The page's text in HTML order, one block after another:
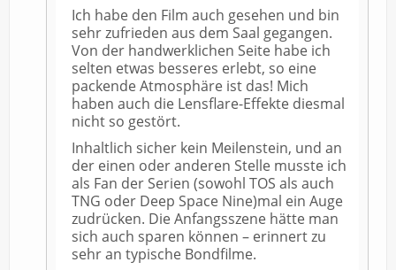
Ich habe den Film auch gesehen und bin
sehr zufrieden aus dem Saal gegangen.
Von der handwerklichen Seite habe ich
selten etwas besseres erlebt, so eine
packende Atmosphäre ist das! Mich
haben auch die Lensflare-Effekte diesmal
nicht so gestört.
Inhaltlich sicher kein Meilenstein, und an
der einen oder anderen Stelle musste ich
als Fan der Serien (sowohl TOS als auch
TNG oder Deep Space Nine)mal ein Auge
zudrücken. Die Anfangsszene hätte man
sich auch sparen können – erinnert zu
sehr an typische Bondfilme.